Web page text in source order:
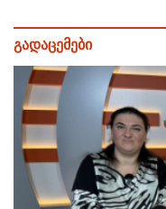
გადაცემები